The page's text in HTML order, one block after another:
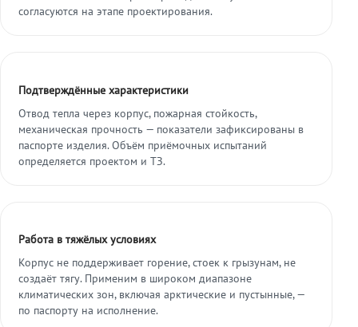
согласуются на этапе проектирования.
Подтверждённые характеристики
Отвод тепла через корпус, пожарная стойкость,
механическая прочность — показатели зафиксированы в
паспорте изделия. Объём приёмочных испытаний
определяется проектом и ТЗ.
Работа в тяжёлых условиях
Корпус не поддерживает горение, стоек к грызунам, не
создаёт тягу. Применим в широком диапазоне
климатических зон, включая арктические и пустынные, —
по паспорту на исполнение.